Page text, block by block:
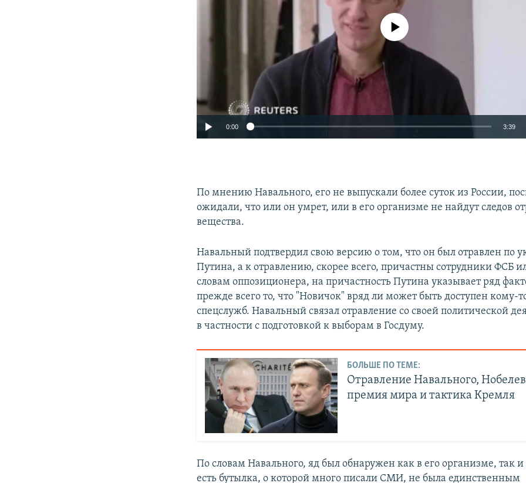
720p 1080p
No media source currently available
0:00 3:39
По мнению Навального, его не выпускали более суток из России,
ожидали, что или он умрет, или в его организме не найдут следов
вещества.
Навальный подтвердил свою версию о том, что он был отравлен по
Путина, а к отравлению, скорее всего, причастны сотрудники ФСБ
словам оппозиционера, на причастность Путина указывает ряд
прежде всего то, что "Новичок" вряд ли может быть доступен кому-
спецслужб. Навальный связал отравление со своей политической
в частности с подготовкой к выборам в Госдуму.
БОЛЬШЕ ПО ТЕМЕ:
Отравление Навального,
премия мира и тактика Кремля
По словам Навального, яд был обнаружен как в его организме, так и
есть бутылка, о которой много писали СМИ, не была единственным